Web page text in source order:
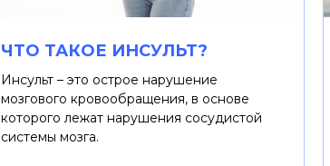
ЧТО ТАКОЕ ИНСУЛЬТ?
Инсульт – это острое нарушение
мозгового кровообращения, в основе
которого лежат нарушения сосудистой
системы мозга.